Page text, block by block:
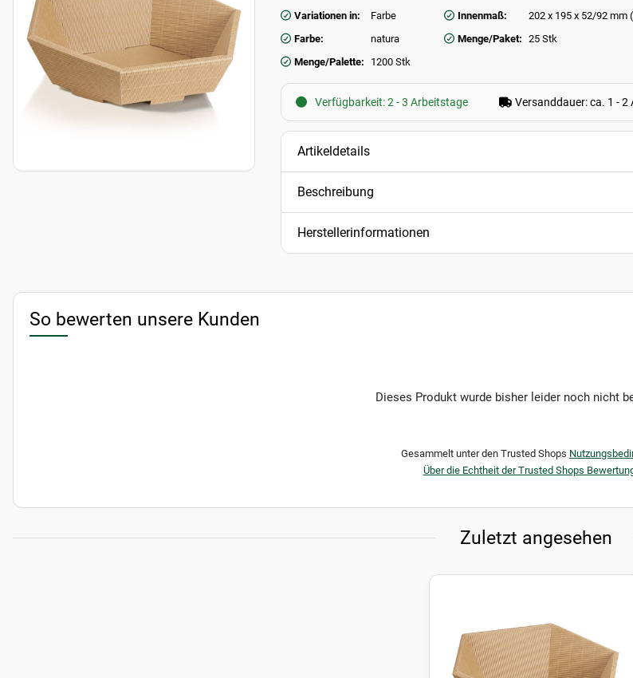
Variationen in: Farbe Innenmaß:
202 x 195 x 52/92 mm
Farbe:
natura Menge/Paket: 25 Stk
Menge/Palette:
1200 Stk
Verfügbarkeit: 2 - 3 Arbeitstage Versanddauer: ca. 1 - 2
Artikeldetails
Beschreibung
Herstellerinformationen
So bewerten unsere Kunden
Dieses Produkt wurde bisher leider noch nicht
Gesammelt unter den Trusted Shops
Über die Echtheit der Trusted Shops
Zuletzt angesehen